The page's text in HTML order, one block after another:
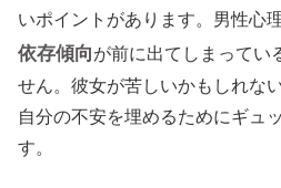
いポイントがあります。男性心
依存傾向が前に出てしまってい
せん。彼女が苦しいかもしれな
自分の不安を埋めるためにギュ
す。